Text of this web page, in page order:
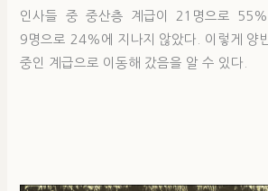
인사들 중 중산층 계급이 21명으로
9명으로 24%에 지나지 않았다. 이렇게 양
중인 계급으로 이동해 갔음을 알 수 있다.